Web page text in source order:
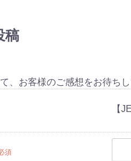
稿
、お客様のご感想をお待ちし
【
須